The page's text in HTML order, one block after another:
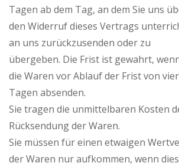
Tagen ab dem Tag, an dem Sie uns
den Widerruf dieses Vertrags
an uns zurückzusenden oder zu
übergeben. Die Frist ist gewahrt,
die Waren vor Ablauf der Frist von
Tagen absenden.
Sie tragen die unmittelbaren Kosten
Rücksendung der Waren.
Sie müssen für einen etwaigen
der Waren nur aufkommen, wenn